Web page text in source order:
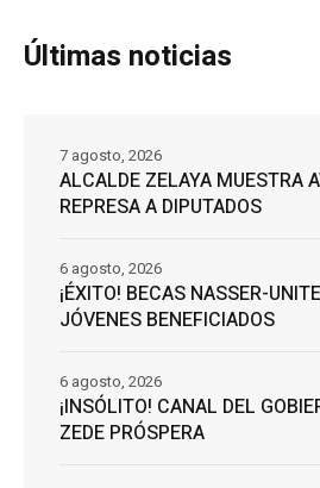
Últimas noticias
ALCALDE ZELAYA MUESTRA
REPRESA A DIPUTADOS
7 agosto, 2026
¡ÉXITO! BECAS NASSER-
JÓVENES BENEFICIADOS
6 agosto, 2026
¡INSÓLITO! CANAL DEL
ZEDE PRÓSPERA
6 agosto, 2026